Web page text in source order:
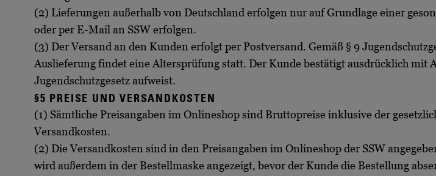
(2) Lieferungen außerhalb von Deutschland erfolgen nur auf Grundlage einer
oder per E-Mail an SSW erfolgen.
(3) Der Versand an den Kunden erfolgt per Postversand. Gemäß § 9
Auslieferung findet eine Altersprüfung statt. Der Kunde bestätigt ausdrücklich mit
Jugendschutzgesetz aufweist.
§5 PREISE UND VERSANDKOSTEN
(1) Sämtliche Preisangaben im Onlineshop sind Bruttopreise inklusive der
Versandkosten.
(2) Die Versandkosten sind in den Preisangaben im Onlineshop der SSW
wird außerdem in der Bestellmaske angezeigt, bevor der Kunde die Bestellung